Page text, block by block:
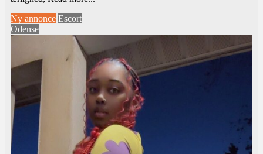
Ny annonce Escort
Odense